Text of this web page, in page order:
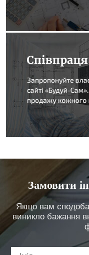
Замовити
Якщо вам
виникло бажання